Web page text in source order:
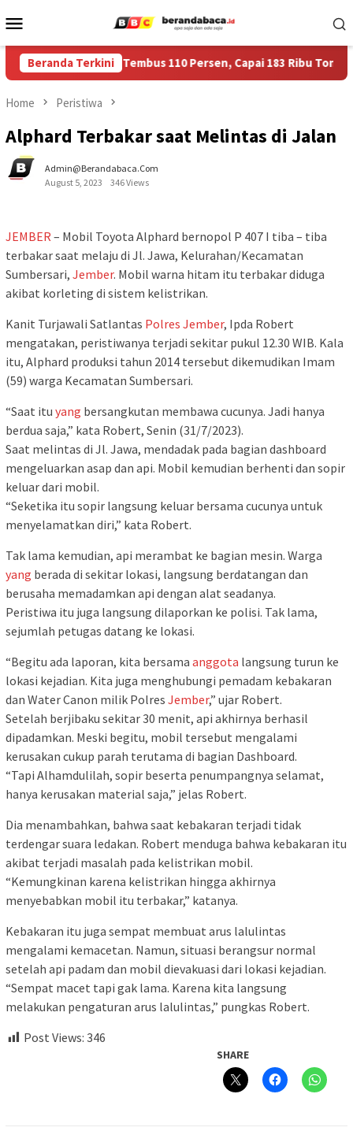
to
Menu
Beranda Terkini
Bulog Jember Tembus 110 Persen, Capai 183 Ribu Ton
Home Peristiwa
Alphard Terbakar saat Melintas di Jalan
Admin@berandabaca.com
August 5, 2023
346 Views
JEMBER– Mobil Toyota Alphard bernopol P 407 I tiba – tiba
terbakar saat melaju di Jl. Jawa, Kelurahan/Kecamatan
Sumbersari, Jember. Mobil warna hitam itu terbakar diduga
akibat korleting di sistem kelistrikan.
Kanit Turjawali Satlantas Polres Jember, Ipda Robert
mengatakan, peristiwanya terjadi sekitar pukul 12.30 WIB. Kala
itu, Alphard produksi tahun 2014 tersebut dikemudikan Imam
(59) warga Kecamatan Sumbersari.
“Saat itu yang bersangkutan membawa cucunya. Jadi hanya
berdua saja,” kata Robert, Senin (31/7/2023).
Saat melintas di Jl. Jawa, mendadak pada bagian dashboard
mengeluarkan asap dan api. Mobil kemudian berhenti dan sopir
keluar dari mobil.
“Seketika itu sopir langsung keluar bersama cucunya untuk
menyelamatkan diri,” kata Robert.
Tak lama kemudian, api merambat ke bagian mesin. Warga
yang berada di sekitar lokasi, langsung berdatangan dan
berusaha memadamkan api dengan alat seadanya.
Peristiwa itu juga langsung dilaporkan ke polisi. Tak lama,
sejumlah petugas datang ke lokasi.
“Begitu ada laporan, kita bersama anggota langsung turun ke
lokasi kejadian. Kita juga menghubungi pemadam kebakaran
dan Water Canon milik Polres Jember,” ujar Robert.
Setelah berjibaku sekitar 30 menit, api akhirnya berhasil
dipadamkan. Meski begitu, mobil tersebut mengalami
kerusakan cukup parah terutama di bagian Dashboard.
“Tapi Alhamdulilah, sopir beserta penumpangnya selamat,
hanya kerusakan material saja,” jelas Robert.
Dia menambahkan, bahwa saat kebakaran terjadi tidak
terdengar suara ledakan. Robert menduga bahwa kebakaran itu
akibat terjadi masalah pada kelistrikan mobil.
“Kemungkinan karena kelistrikan hingga akhirnya
menyebabkan mobil itu terbakar,” katanya.
Kebakaran itu juga sempat membuat arus lalulintas
mengalami kemacetan. Namun, situasi berangsur normal
setelah api padam dan mobil dievakuasi dari lokasi kejadian.
“Sempat macet tapi gak lama. Karena kita langsung
melakukan pengaturan arus lalulintas,” pungkas Robert.
Post Views: 346
SHARE